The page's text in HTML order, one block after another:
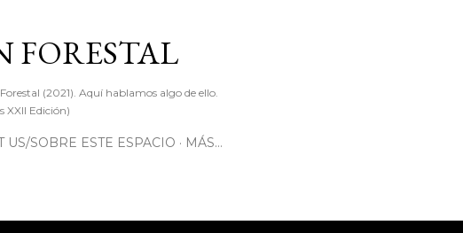
FORESTAL
(2021). Aquí hablamos algo de ello.
XXII Edición)
US/SOBRE ESTE ESPACIO MÁS…